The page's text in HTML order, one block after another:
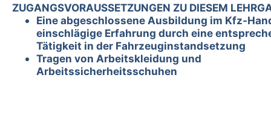
ZUGANGSVORAUSSETZUNGEN ZU DIESEM
Eine abgeschlossene Ausbildung im Kfz-
einschlägige Erfahrung durch eine
Tätigkeit in der Fahrzeuginstandsetzung
Tragen von Arbeitskleidung und
Arbeitssicherheitsschuhen